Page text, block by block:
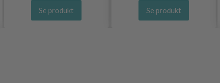
Se produkt Se produkt